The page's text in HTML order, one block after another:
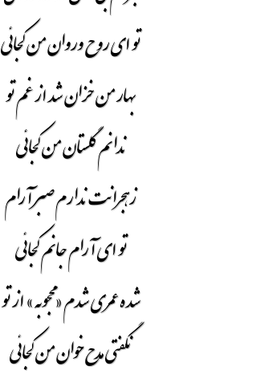
تو ای روح وروان من کجائی
بهار من خزان شد از غم تو
ندانم گلستان من کجائی
زهجرانت ندارم صبر آرام
تو ای آرام جانم کجائی
شده عمری شدم «محجوبه » از تو
نگفتی مدح خوان من کجائی